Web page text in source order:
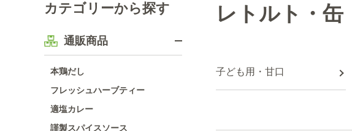
カテゴリーから探す
通販商品
本鶏だし
フレッシュハーブティー
適塩カレー
謹製スパイスソース
レトルト・缶
子ども用・甘口